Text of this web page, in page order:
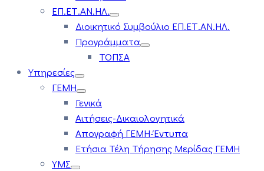
ΕΠ.ΕΤ.ΑΝ.ΗΛ.
Διοικητικό Συμβούλιο ΕΠ.ΕΤ.ΑΝ.ΗΛ.
Προγράμματα
ΤΟΠΣΑ
Υπηρεσίες
ΓΕΜΗ
Γενικά
Αιτήσεις-Δικαιολογητικά
Απογραφή ΓΕΜΗ-Έντυπα
Ετήσια Τέλη Τήρησης Μερίδας ΓΕΜΗ
ΥΜΣ